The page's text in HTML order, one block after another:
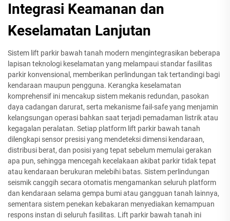
Integrasi Keamanan dan
Keselamatan Lanjutan
Sistem lift parkir bawah tanah modern mengintegrasikan beberapa
lapisan teknologi keselamatan yang melampaui standar fasilitas
parkir konvensional, memberikan perlindungan tak tertandingi bagi
kendaraan maupun pengguna. Kerangka keselamatan
komprehensif ini mencakup sistem mekanis redundan, pasokan
daya cadangan darurat, serta mekanisme fail-safe yang menjamin
kelangsungan operasi bahkan saat terjadi pemadaman listrik atau
kegagalan peralatan. Setiap platform lift parkir bawah tanah
dilengkapi sensor presisi yang mendeteksi dimensi kendaraan,
distribusi berat, dan posisi yang tepat sebelum memulai gerakan
apa pun, sehingga mencegah kecelakaan akibat parkir tidak tepat
atau kendaraan berukuran melebihi batas. Sistem perlindungan
seismik canggih secara otomatis mengamankan seluruh platform
dan kendaraan selama gempa bumi atau gangguan tanah lainnya,
sementara sistem penekan kebakaran menyediakan kemampuan
respons instan di seluruh fasilitas. Lift parkir bawah tanah ini